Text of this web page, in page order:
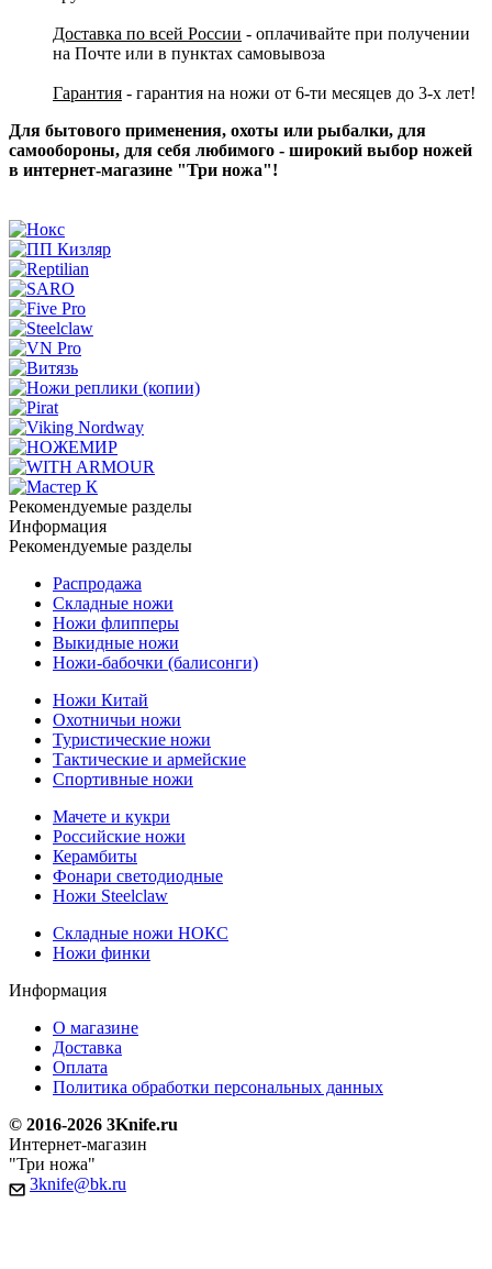
Доставка по всей России - оплачивайте при получении
на Почте или в пунктах самовывоза
Гарантия - гарантия на ножи от 6-ти месяцев до 3-х лет!
Для бытового применения, охоты или рыбалки, для
самообороны, для себя любимого - широкий выбор ножей
в интернет-магазине "Три ножа"!
Рекомендуемые разделы
Информация
Рекомендуемые разделы
Распродажа
Складные ножи
Ножи флипперы
Выкидные ножи
Ножи-бабочки (балисонги)
Ножи Китай
Охотничьи ножи
Туристические ножи
Тактические и армейские
Спортивные ножи
Мачете и кукри
Российские ножи
Керамбиты
Фонари светодиодные
Ножи Steelclaw
Складные ножи НОКС
Ножи финки
Информация
О магазине
Доставка
Оплата
Политика обработки персональных данных
© 2016-2026 3Knife.ru
Интернет-магазин
"Три ножа"
3knife@bk.ru